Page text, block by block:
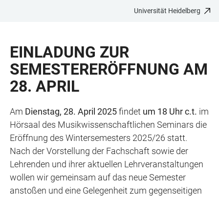
BARRIEREFREIHEIT
Universität Heidelberg
EINLADUNG ZUR
SEMESTERERÖFFNUNG AM
28. APRIL
Am Dienstag, 28. April 2025findet um 18 Uhr c.t. im
Hörsaal des Musikwissenschaftlichen Seminars die
Eröffnung des Wintersemesters 2025/26 statt.
Nach der Vorstellung der Fachschaft sowie der
Lehrenden und ihrer aktuellen Lehrveranstaltungen
wollen wir gemeinsam auf das neue Semester
anstoßen und eine Gelegenheit zum gegenseitigen